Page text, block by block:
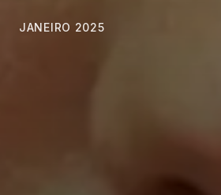
JANEIRO 2025